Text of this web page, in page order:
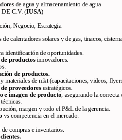
de agua y almacenamiento de agua
C.V. (IUSA)
Negocio, Estrategia
de calentadores solares y de gas, tinacos,
identificación de oportunidades.
productosinnovadores.
de productos.
materiales de mkt (capacitaciones, videos,
proveedoresestratégicos.
e imagen de producto , asegurando la
margen y todo el P&L de la gerencia.
vs competencia en el mercado.
compras e inventarios.